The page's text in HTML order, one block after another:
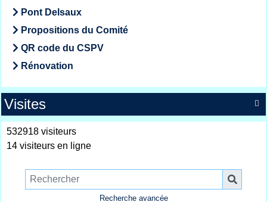
Pont Delsaux
Propositions du Comité
QR code du CSPV
Rénovation

Visites
532918 visiteurs
14 visiteurs en ligne
Recherche avancée